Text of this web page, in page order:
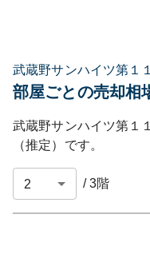
武蔵野サンハイツ第１
部屋ごとの売却相
武蔵野サンハイツ第１
（推定）です。
/3階